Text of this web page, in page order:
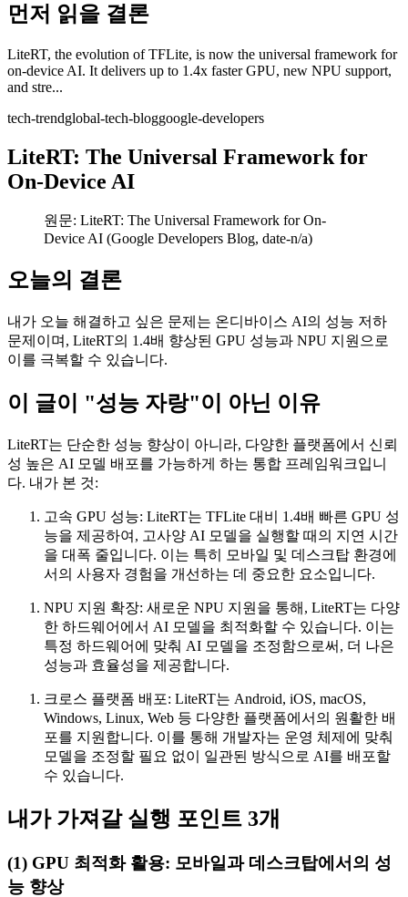
먼저 읽을 결론
LiteRT, the evolution of TFLite, is now the universal framework for
on-device AI. It delivers up to 1.4x faster GPU, new NPU support,
and stre...
tech-trendglobal-tech-bloggoogle-developers
LiteRT: The Universal Framework for
On-Device AI
원문: LiteRT: The Universal Framework for On-
Device AI (Google Developers Blog, date-n/a)
오늘의 결론
내가 오늘 해결하고 싶은 문제는 온디바이스 AI의 성능 저하
문제이며, LiteRT의 1.4배 향상된 GPU 성능과 NPU 지원으로
이를 극복할 수 있습니다.
이 글이 "성능 자랑"이 아닌 이유
LiteRT는 단순한 성능 향상이 아니라, 다양한 플랫폼에서 신뢰
성 높은 AI 모델 배포를 가능하게 하는 통합 프레임워크입니
다. 내가 본 것:
고속 GPU 성능: LiteRT는 TFLite 대비 1.4배 빠른 GPU 성
능을 제공하여, 고사양 AI 모델을 실행할 때의 지연 시간
을 대폭 줄입니다. 이는 특히 모바일 및 데스크탑 환경에
서의 사용자 경험을 개선하는 데 중요한 요소입니다.
NPU 지원 확장: 새로운 NPU 지원을 통해, LiteRT는 다양
한 하드웨어에서 AI 모델을 최적화할 수 있습니다. 이는
특정 하드웨어에 맞춰 AI 모델을 조정함으로써, 더 나은
성능과 효율성을 제공합니다.
크로스 플랫폼 배포: LiteRT는 Android, iOS, macOS,
Windows, Linux, Web 등 다양한 플랫폼에서의 원활한 배
포를 지원합니다. 이를 통해 개발자는 운영 체제에 맞춰
모델을 조정할 필요 없이 일관된 방식으로 AI를 배포할
수 있습니다.
내가 가져갈 실행 포인트 3개
(1) GPU 최적화 활용: 모바일과 데스크탑에서의 성
능 향상